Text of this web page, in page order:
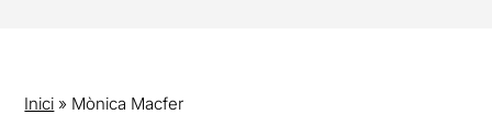
Inici » Mònica Macfer